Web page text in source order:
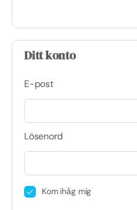
Ditt konto
E-post
Lösenord
Kom ihåg mig